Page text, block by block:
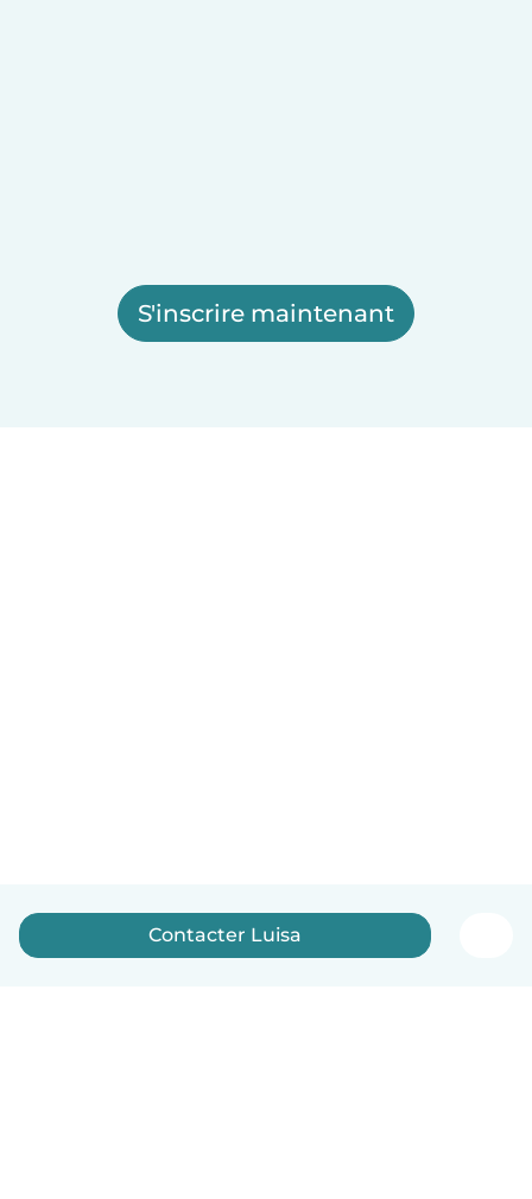
S'inscrire maintenant
Contacter Luisa